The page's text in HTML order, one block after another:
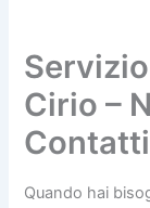
Cirio –
Contatti
Quando hai